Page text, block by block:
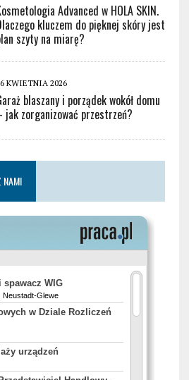
Advanced w HOLA SKIN.
kluczem do pięknej skóry jest
szyty na miarę?
KWIETNIA 2026
blaszany i porządek wokół domu
jak zorganizować przestrzeń?
NAMI